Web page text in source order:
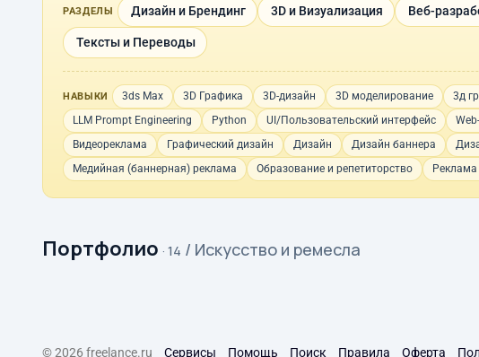
РАЗДЕЛЫ Дизайн и Брендинг 3D и Визуализация Веб-
Тексты и Переводы
НАВЫКИ 3ds Max 3D Графика 3D-дизайн 3D моделирование 3д
LLM Prompt Engineering
Python UI/Пользовательский интерфейс
Видеореклама
Графический дизайн Дизайн Дизайн баннера
Медийная (баннерная) реклама
Образование и репетиторство
Портфолио · 14 / Искусство и ремесла
© 2026 freelance.ru Сервисы Помощь Поиск Правила Оферта